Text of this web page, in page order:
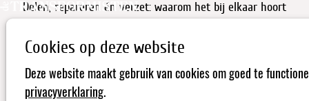
Cookies op deze website
Deze website maakt gebruik van cookies om goed te
privacyverklaring.
Delen, repareren én verzet: waarom het bij elkaar hoort
De doorsnede tussen Tegenmacht en De Transformisten
Tegenmacht verdedigt de ruimte voor kritische stemmen — lees